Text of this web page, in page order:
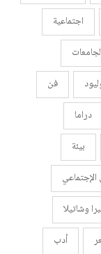
اجتماعية
فن
دراما
بيئة
الإجتماعي
وشاتيلا
أدب